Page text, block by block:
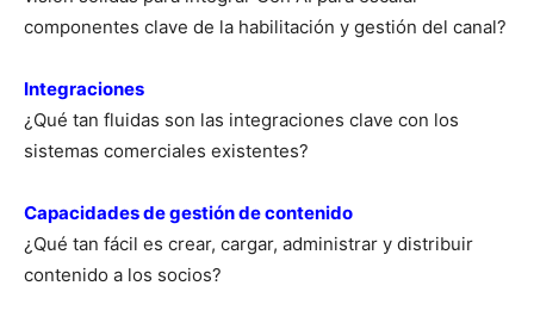
componentes clave de la habilitación y gestión del canal?
Integraciones
¿Qué tan fluidas son las integraciones clave con los
sistemas comerciales existentes?
Capacidades de gestión de contenido
¿Qué tan fácil es crear, cargar, administrar y distribuir
contenido a los socios?